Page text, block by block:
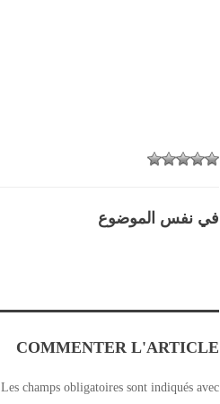
في نفس الموضوع
COMMENTER L'ARTICLE
Les champs obligatoires sont indiqués avec